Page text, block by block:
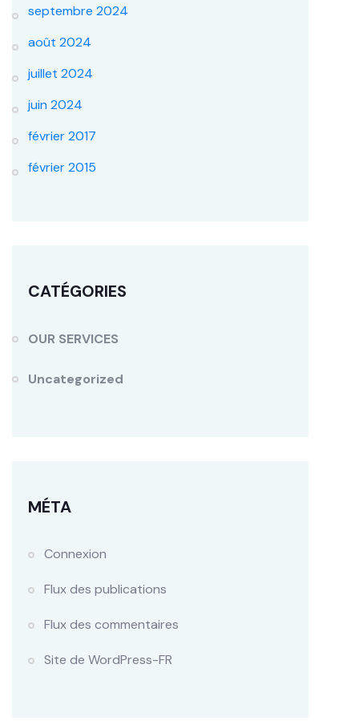
septembre 2024
août 2024
juillet 2024
juin 2024
février 2017
février 2015
CATÉGORIES
OUR SERVICES
Uncategorized
MÉTA
Connexion
Flux des publications
Flux des commentaires
Site de WordPress-FR